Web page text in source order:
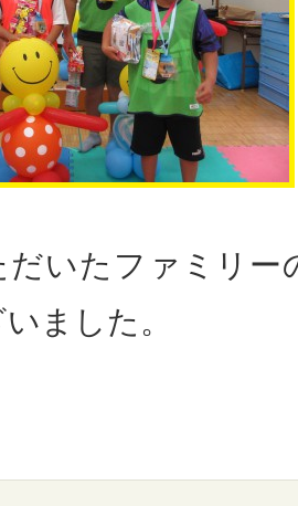
だいたファミリー
ました。